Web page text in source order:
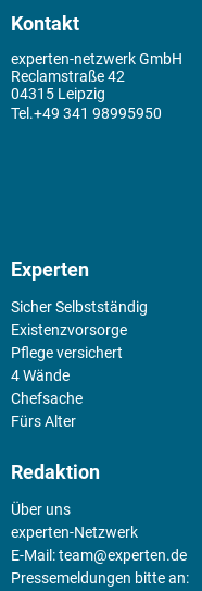
Kontakt
experten-netzwerk GmbH
Reclamstraße 42
04315 Leipzig
+49 341 98995950
Experten
Sicher Selbstständig
Existenz­vorsorge
Pflege versichert
4 Wände
Chefsache
Fürs Alter
Redaktion
Über uns
experten-Netzwerk
E-Mail:team@experten.de
Pressemeldungen bitte an: